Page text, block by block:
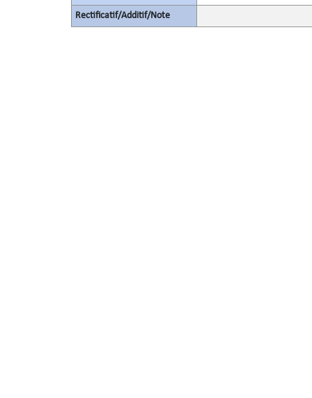
Rectificatif/Additif/Note